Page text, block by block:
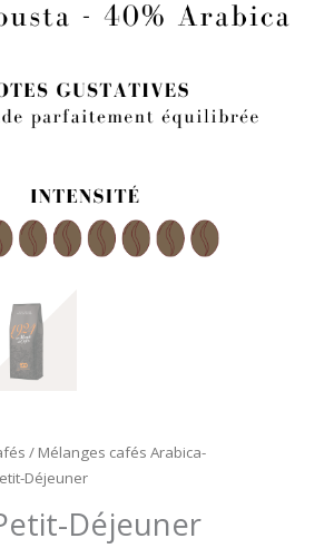
/ Mélanges cafés Arabica-
Déjeuner
Déjeuner